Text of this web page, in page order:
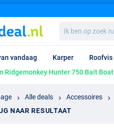
ben
op
naar...
vandaag Karper Roofvis
Ridgemonkey Hunter 750 Bait Boat
Alle deals Accessoires
NAAR RESULTAAT